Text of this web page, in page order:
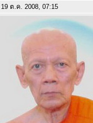
19 ต.ค. 2008, 07:15